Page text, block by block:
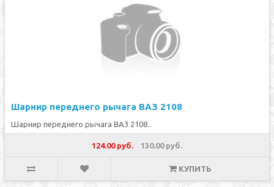
Шарнир переднего рычага ВАЗ 2108
Шарнир переднего рычага ВАЗ 2108..
124.00 руб. 130.00 руб.
КУПИТЬ